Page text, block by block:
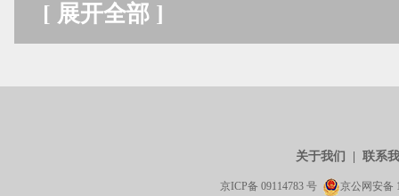
[ 展开全部 ]
关于我们 联系
京ICP备 09114783 号 京公网安备